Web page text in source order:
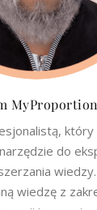
MyProportion
do
wiedzy.
wiedzę z